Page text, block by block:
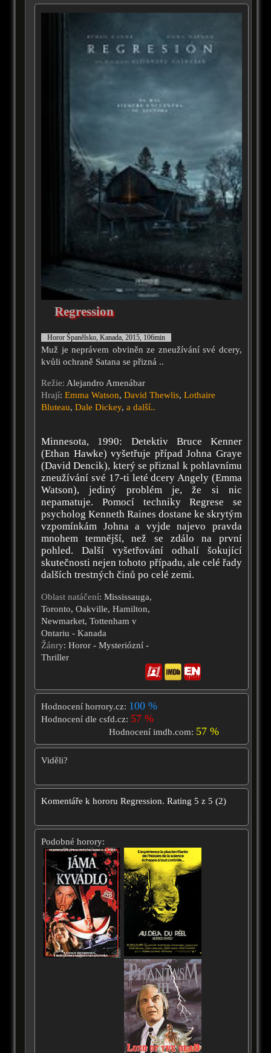
Regression
Horor Španělsko, Kanada, 2015, 106min
Muž je neprávem obviněn ze zneužívání své dcery,
kvůli ochraně Satana se přizná ..
Režie: Alejandro Amenábar
Hrají: Emma Watson, David Thewlis, Lothaire
Bluteau, Dale Dickey, a další..
Minnesota, 1990: Detektiv Bruce Kenner
(Ethan Hawke) vyšetřuje případ Johna Graye
(David Dencik), který se přiznal k pohlavnímu
zneužívání své 17-ti leté dcery Angely (Emma
Watson), jediný problém je, že si nic
nepamatuje. Pomocí techniky Regrese se
psycholog Kenneth Raines dostane ke skrytým
vzpomínkám Johna a vyjde najevo pravda
mnohem temnější, než se zdálo na první
pohled. Další vyšetřování odhalí šokující
skutečnosti nejen tohoto případu, ale celé řady
dalších trestných činů po celé zemi.
Oblast natáčení: Mississauga,
Toronto, Oakville, Hamilton,
Newmarket, Tottenham v
Ontariu - Kanada
Žánry: Horor - Mysteriózní -
Thriller
Hodnocení horrory.cz: 100 %
Hodnocení dle csfd.cz: 57 %
Hodnocení imdb.com: 57 %
Viděli?
Komentáře k hororu Regression. Rating 5 z 5 (2)
Podobné horory: